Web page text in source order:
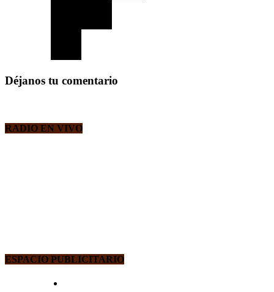
Déjanos tu comentario
RADIO EN VIVO
ESPACIO PUBLICITARIO